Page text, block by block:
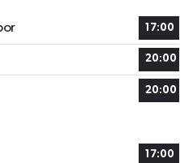
17:00
20:00
20:00
17:00